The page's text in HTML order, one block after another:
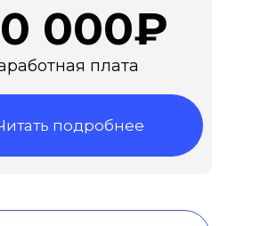
000₽
плата
подробнее